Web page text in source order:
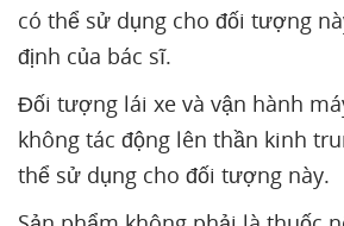
có thể sử dụng cho đối tượng
định của bác sĩ.
Đối tượng lái xe và vận hành
không tác động lên thần kinh
thể sử dụng cho đối tượng này.